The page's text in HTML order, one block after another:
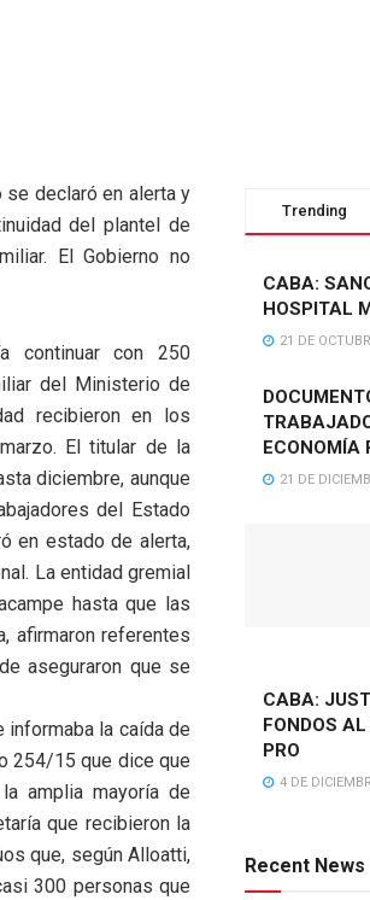
se declaró en alerta y
del plantel de
El Gobierno no
continuar con 250
del Ministerio de
recibieron en los
El titular de la
diciembre, aunque
del Estado
en estado de alerta,
La entidad gremial
hasta que las
afirmaron referentes
aseguraron que se
informaba la caída de
254/15 que dice que
amplia mayoría de
que recibieron la
que, según Alloatti,
300 personas que
Trending
CABA:
HOSPITAL
21 DE
ECONOMÍA
21 DE
CABA:
FONDOS
PRO
4 DE
Recent News